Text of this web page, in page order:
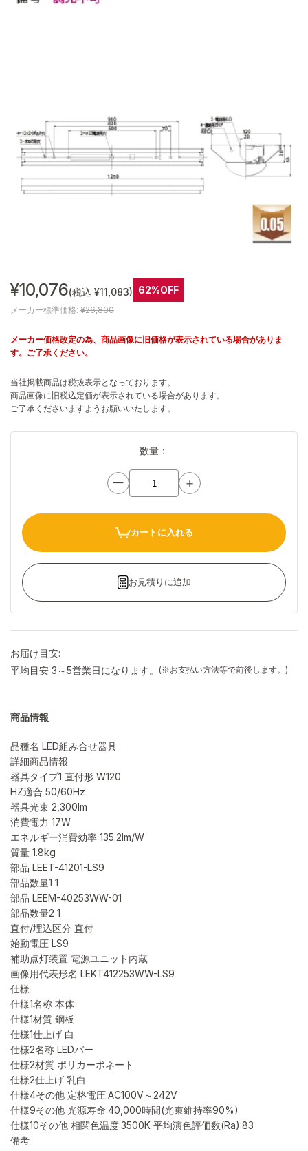
¥10,076(税込 ¥11,083) 62%OFF
メーカー標準価格: ¥26,800
メーカー価格改定の為、商品画像に旧価格が表示されている場合がありま
す。ご了承ください。
当社掲載商品は税抜表示となっております。
商品画像に旧税込定価が表示されている場合があります。
ご了承くださいますようお願いいたします。
数量：
ー ＋
カートに入れる
お見積りに追加
お届け目安:
平均目安 3～5営業日になります。
(※お支払い方法等で前後します。)
商品情報
品種名 LED組み合せ器具
詳細商品情報
器具タイプ1 直付形 W120
HZ適合 50/60Hz
器具光束 2,300lm
消費電力 17W
エネルギー消費効率 135.2lm/W
質量 1.8kg
部品 LEET-41201-LS9
部品数量1 1
部品 LEEM-40253WW-01
部品数量2 1
直付/埋込区分 直付
始動電圧 LS9
補助点灯装置 電源ユニット内蔵
画像用代表形名 LEKT412253WW-LS9
仕様
仕様1名称 本体
仕様1材質 鋼板
仕様1仕上げ 白
仕様2名称 LEDバー
仕様2材質 ポリカーボネート
仕様2仕上げ 乳白
仕様4その他 定格電圧:AC100V～242V
仕様9その他 光源寿命:40,000時間(光束維持率90%)
仕様10その他 相関色温度:3500K 平均演色評価数(Ra):83
備考